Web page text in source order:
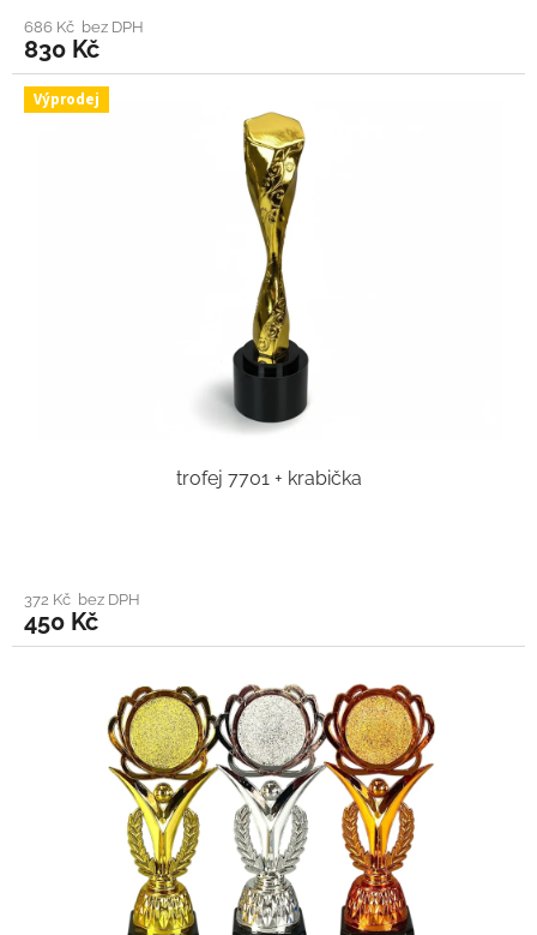
686 Kč bez DPH
830 Kč
Výprodej
trofej 7701 + krabička
372 Kč bez DPH
450 Kč